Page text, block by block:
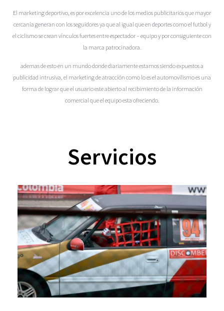
El marketing deportivo, es por excelencia uno de los medios publicitarios que mayor
cercanía generan con los seguidores ya que al igual que en deportes como el futbol y
el ciclismo se crean vínculos fuertes entre espectador – equipo y por consiguiente con
la marca patrocinadora.
ademas de esto en un mundo donde diariamente estamos siendo expuestos a
publicidad intrusiva, el marketing de atracción como lo es el automovilismo es una
forma de lograr que el usuario este abierto al recibimiento de la información
comercial que el equipo esta ofreciendo.
Servicios